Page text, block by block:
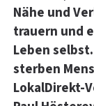
Nähe und
trauern und
Leben
sterben
LokalDirekt-